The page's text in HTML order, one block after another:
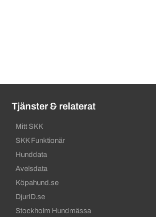
Tjänster & relaterat
Mitt SKK
SKK Funktionär
Hunddata
Avelsdata
Köpahund.se
DjurID.se
Stockholm Hundmässa